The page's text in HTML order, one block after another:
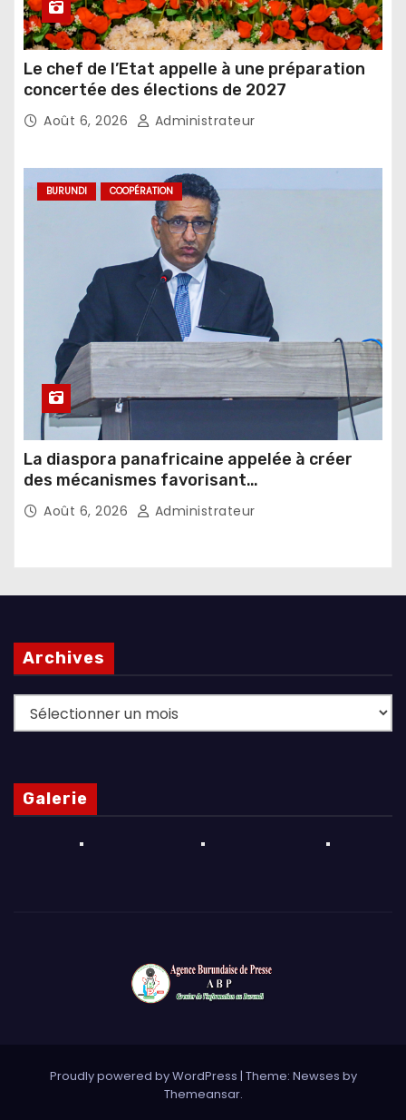
Le chef de l’Etat appelle à une préparation
concertée des élections de 2027
Août 6, 2026 Administrateur
BURUNDI COOPÉRATION
La diaspora panafricaine appelée à créer
des mécanismes favorisant
l’investissement dans les pays d’origine
Août 6, 2026 Administrateur
Archives
Archives
Galerie
Proudly powered by WordPress | Theme: Newses by
Themeansar.